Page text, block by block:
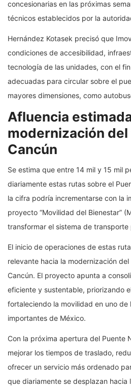
concesionarias en las próximas
técnicos establecidos por la
Hernández Kotasek precisó que
condiciones de accesibilidad,
tecnología de las unidades, con el
adecuadas para circular sobre el
mayores dimensiones, como
Afluencia
modernización
Cancún
Se estima que entre 14 mil y 15 mil
diariamente estas rutas sobre el
la cifra podría incrementarse con la
proyecto “Movilidad del Bienestar”
transformar el sistema de
El inicio de operaciones de estas
relevante hacia la modernización
Cancún. El proyecto apunta a
eficiente y sustentable, priorizando
fortaleciendo la movilidad en uno de
importantes de México.
Con la próxima apertura del Puente
mejorar los tiempos de traslado,
ofrecer un servicio más ordenado
que diariamente se desplazan hacia